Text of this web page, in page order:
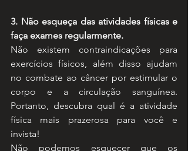
3. Não esqueça das atividades físicas e
faça exames regularmente.
Não existem contraindicações para
exercícios físicos, além disso ajudam
no combate ao câncer por estimular o
corpo e a circulação sanguínea.
Portanto, descubra qual é a atividade
física mais prazerosa para você e
invista!
Não podemos esquecer que os